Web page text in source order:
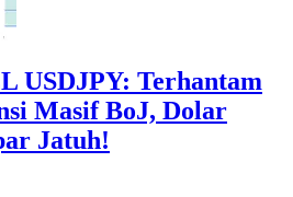
USDJPY: Terhantam
Masif BoJ, Dolar
Jatuh!